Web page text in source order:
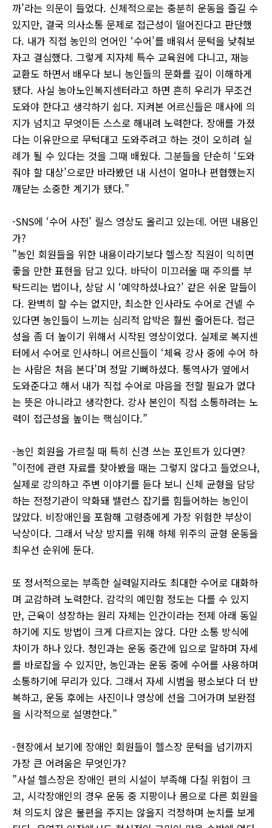
까’라는 의문이 들었다. 신체적으로는 충분히 운동을 즐길 수
있지만, 결국 의사소통 문제로 접근성이 떨어진다고 판단했
다. 내가 직접 농인의 언어인 ‘수어’를 배워서 문턱을 낮춰보
자고 결심했다. 그렇게 지자체 특수 교육원에 다니고, 재능
교환도 하면서 배우다 보니 농인들의 문화를 깊이 이해하게
됐다. 사실 농아노인복지센터라고 하면 흔히 우리가 무조건
도와야 한다고 생각하기 쉽다. 지켜본 어르신들은 매사에 의
지가 넘치고 무엇이든 스스로 해내려 노력한다. 장애를 가졌
다는 이유만으로 무턱대고 도와주려고 하는 것이 오히려 실
례가 될 수 있다는 것을 그때 배웠다. 그분들을 단순히 ‘도와
줘야 할 대상’으로만 바라봤던 내 시선이 얼마나 편협했는지
깨닫는 소중한 계기가 됐다.”
-SNS에 ‘수어 사전’ 릴스 영상도 올리고 있는데. 어떤 내용인
가?
”농인 회원들을 위한 내용이라기보다 헬스장 직원이 익히면
좋을 만한 표현을 담고 있다. 바닥이 미끄러울 때 주의를 부
탁드리는 법이나, 상담 시 ‘예약하셨나요?’ 같은 쉬운 말들이
다. 완벽히 할 수는 없지만, 최소한 인사라도 수어로 건넬 수
있다면 농인들이 느끼는 심리적 압박은 훨씬 줄어든다. 접근
성을 좀 더 높이기 위해서 시작된 영상이었다. 실제로 복지센
터에서 수어로 인사하니 어르신들이 ‘체육 강사 중에 수어 하
는 사람은 처음 본다’며 정말 기뻐하셨다. 통역사가 옆에서
도와준다고 해서 내가 직접 수어로 마음을 전할 필요가 없다
는 뜻은 아니라고 생각한다. 강사 본인이 직접 소통하려는 노
력이 접근성을 높이는 핵심이다.”
-농인 회원을 가르칠 때 특히 신경 쓰는 포인트가 있다면?
”이전에 관련 자료를 찾아봤을 때는 그렇지 않다고 들었으나,
실제로 강의하고 주변 이야기를 듣다 보니 신체 균형을 담당
하는 전정기관이 약화돼 밸런스 잡기를 힘들어하는 농인이
많았다. 비장애인을 포함해 고령층에게 가장 위험한 부상이
낙상이다. 그래서 낙상 방지를 위해 하체 위주의 균형 운동을
최우선 순위에 둔다.
또 정서적으로는 부족한 실력일지라도 최대한 수어로 대화하
며 교감하려 노력한다. 감각의 예민함 정도는 다를 수 있지
만, 근육이 성장하는 원리 자체는 인간이라는 전제 아래 동일
하기에 지도 방법이 크게 다르지는 않다. 다만 소통 방식에
차이가 하나 있다. 청인과는 운동 중간에 입으로 말하며 자세
를 바로잡을 수 있지만, 농인과는 운동 중에 수어를 사용하며
소통하기에 무리가 있다. 그래서 자세 시범을 평소보다 더 반
복하고, 운동 후에는 사진이나 영상에 선을 그어가며 보완점
을 시각적으로 설명한다.”
-현장에서 보기에 장애인 회원들이 헬스장 문턱을 넘기까지
가장 큰 어려움은 무엇인가?
”사설 헬스장은 장애인 편의 시설이 부족해 다칠 위험이 크
고, 시각장애인의 경우 운동 중 지팡이나 몸으로 다른 회원을
쳐 의도치 않은 불편을 주지는 않을지 걱정하며 눈치를 보게